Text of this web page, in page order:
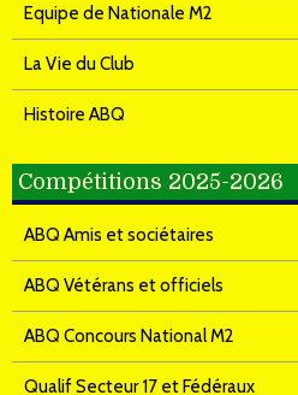
Equipe de Nationale M2
La Vie du Club
Histoire ABQ
Compétitions 2025-2026
ABQ Amis et sociétaires
ABQ Vétérans et officiels
ABQ Concours National M2
Qualif Secteur 17 et Fédéraux